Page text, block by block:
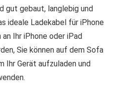
gut gebaut, langlebig und
ideale Ladekabel für iPhone
Ihr iPhone oder iPad
Sie können auf dem Sofa
Ihr Gerät aufzuladen und